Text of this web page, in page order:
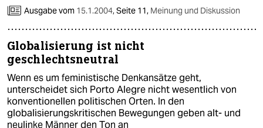
Ausgabe vom 15.1.2004,Seite 11, Meinung und Diskussion
Globalisierung ist nicht
geschlechtsneutral
Wenn es um feministische Denkansätze geht,
unterscheidet sich Porto Alegre nicht wesentlich von
konventionellen politischen Orten. In den
globalisierungskritischen Bewegungen geben alt- und
neulinke Männer den Ton an